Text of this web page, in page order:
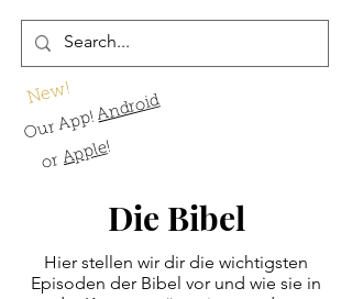
New!
Our App!Android
orApple!
Die Bibel
Hier stellen wir dir die wichtigsten
Episoden der Bibel vor und wie sie in